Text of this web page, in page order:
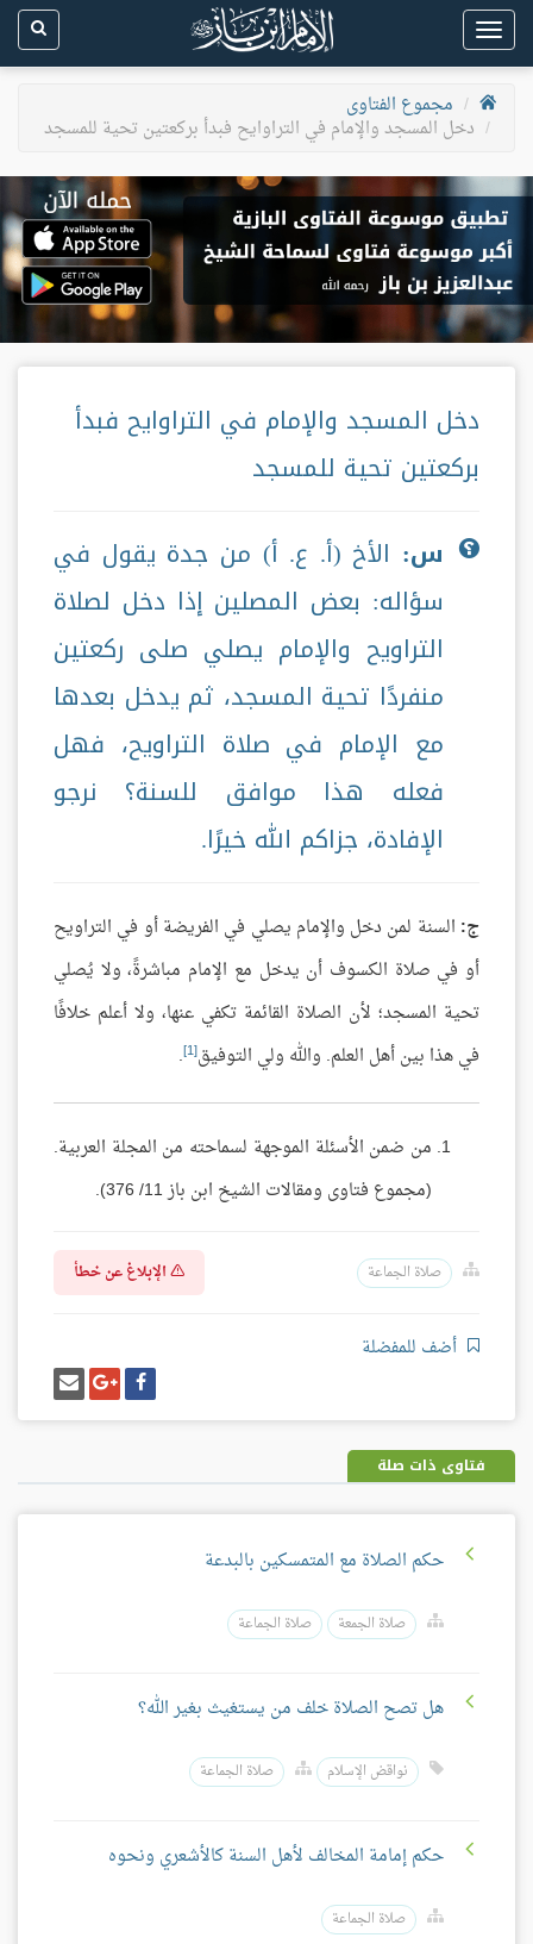
Toggle
navigation
مجموع الفتاوى
دخل المسجد والإمام في التراوايح فبدأ بركعتين تحية للمسجد
دخل المسجد والإمام في التراوايح فبدأ
بركعتين تحية للمسجد
س: الأخ (أ. ع. أ) من جدة يقول في
سؤاله: بعض المصلين إذا دخل لصلاة
التراويح والإمام يصلي صلى ركعتين
منفردًا تحية المسجد، ثم يدخل بعدها
مع الإمام في صلاة التراويح، فهل
فعله هذا موافق للسنة؟ نرجو
الإفادة، جزاكم الله خيرًا.
ج: السنة لمن دخل والإمام يصلي في الفريضة أو في التراويح
أو في صلاة الكسوف أن يدخل مع الإمام مباشرةً، ولا يُصلي
تحية المسجد؛ لأن الصلاة القائمة تكفي عنها، ولا أعلم خلافًا
في هذا بين أهل العلم. والله ولي التوفيق[1]
.
من ضمن الأسئلة الموجهة لسماحته من المجلة العربية.
(مجموع فتاوى ومقالات الشيخ ابن باز 11/ 376).
صلاة الجماعة الإبلاغ عن خطأ
أضف للمفضلة
شارك
على
فيسبوك
شارك
على
غوغل
بلس
إرسل
إيميل
فتاوى ذات صلة
حكم الصلاة مع المتمسكين بالبدعة
صلاة الجمعة صلاة الجماعة
هل تصح الصلاة خلف من يستغيث بغير الله؟
نواقض الإسلام صلاة الجماعة
حكم إمامة المخالف لأهل السنة كالأشعري ونحوه
صلاة الجماعة